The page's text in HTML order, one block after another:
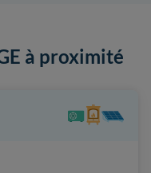
à proximité